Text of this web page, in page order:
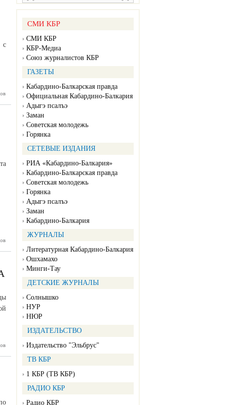
СМИ КБР
СМИ КБР
КБР-Медиа
Союз журналистов КБР
ГАЗЕТЫ
Кабардино-Балкарская правда
Официальная Кабардино-Балкария
Адыгэ псалъэ
Заман
Советская молодежь
Горянка
СЕТЕВЫЕ ИЗДАНИЯ
РИА «Кабардино-Балкария»
Кабардино-Балкарская правда
Советская молодежь
Горянка
Адыгэ псалъэ
Заман
Кабардино-Балкария
ЖУРНАЛЫ
Литературная Кабардино-Балкария
Ошхамахо
Минги-Тау
ДЕТСКИЕ ЖУРНАЛЫ
Солнышко
НУР
НЮР
ИЗДАТЕЛЬСТВО
Издательство "Эльбрус"
ТВ КБР
1 КБР (ТВ КБР)
РАДИО КБР
Радио КБР
с
- День